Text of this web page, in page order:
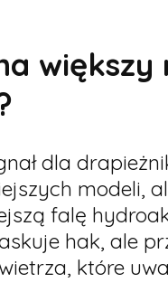
większy
dla
modeli,
falę
hak, ale
które